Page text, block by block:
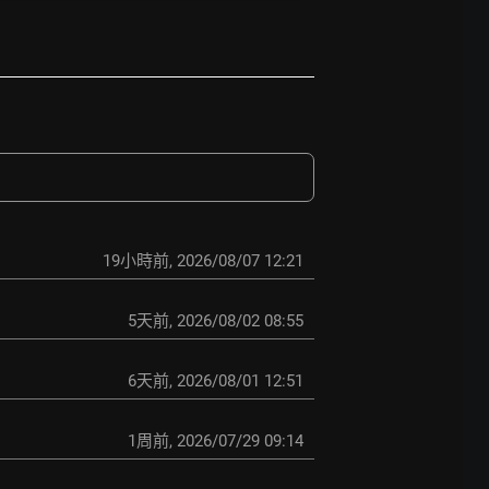
19小時前, 2026/08/07 12:21
5天前, 2026/08/02 08:55
6天前, 2026/08/01 12:51
1周前, 2026/07/29 09:14